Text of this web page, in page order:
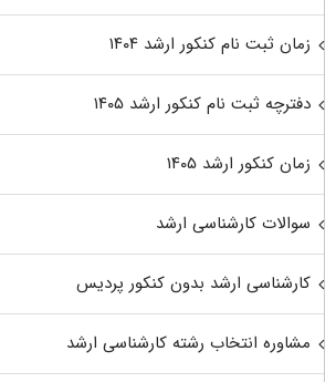
زمان ثبت نام کنکور ارشد ۱۴۰۴
دفترچه ثبت نام کنکور ارشد ۱۴۰۵
زمان کنکور ارشد ۱۴۰۵
سوالات کارشناسی ارشد
کارشناسی ارشد بدون کنکور پردیس
مشاوره انتخاب رشته کارشناسی ارشد